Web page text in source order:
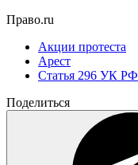
Право.ru
Акции протеста
Арест
Статья 296 УК РФ
Поделиться